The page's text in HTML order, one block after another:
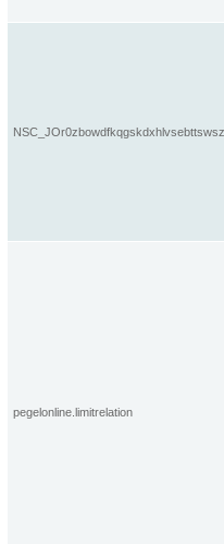
pegelonline.limitrelation